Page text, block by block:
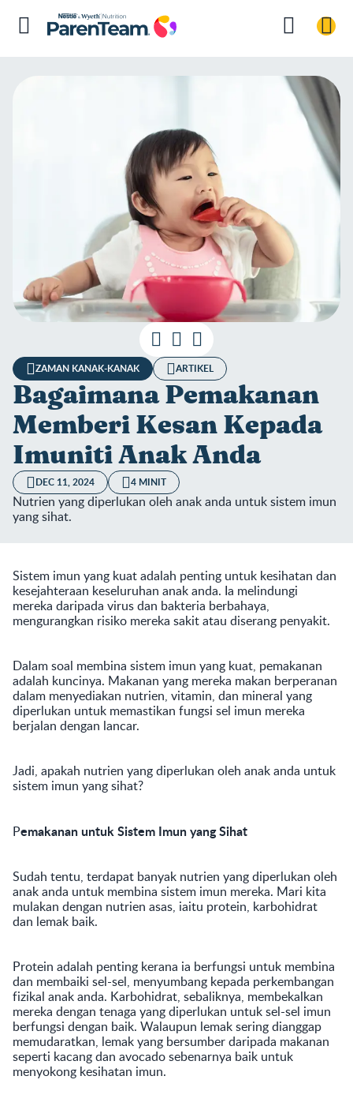
ZAMAN KANAK-KANAK ARTIKEL
Bagaimana Pemakanan
Memberi Kesan Kepada
Imuniti Anak Anda
DEC 11, 2024 4 MINIT
Nutrien yang diperlukan oleh anak anda untuk sistem imun
yang sihat.
Sistem imun yang kuat adalah penting untuk kesihatan dan
kesejahteraan keseluruhan anak anda. Ia melindungi
mereka daripada virus dan bakteria berbahaya,
mengurangkan risiko mereka sakit atau diserang penyakit.
Dalam soal membina sistem imun yang kuat, pemakanan
adalah kuncinya. Makanan yang mereka makan berperanan
dalam menyediakan nutrien, vitamin, dan mineral yang
diperlukan untuk memastikan fungsi sel imun mereka
berjalan dengan lancar.
Jadi, apakah nutrien yang diperlukan oleh anak anda untuk
sistem imun yang sihat?
Pemakanan untuk Sistem Imun yang Sihat
Sudah tentu, terdapat banyak nutrien yang diperlukan oleh
anak anda untuk membina sistem imun mereka. Mari kita
mulakan dengan nutrien asas, iaitu protein, karbohidrat
dan lemak baik.
Protein adalah penting kerana ia berfungsi untuk membina
dan membaiki sel-sel, menyumbang kepada perkembangan
fizikal anak anda. Karbohidrat, sebaliknya, membekalkan
mereka dengan tenaga yang diperlukan untuk sel-sel imun
berfungsi dengan baik. Walaupun lemak sering dianggap
memudaratkan, lemak yang bersumber daripada makanan
seperti kacang dan avocado sebenarnya baik untuk
menyokong kesihatan imun.